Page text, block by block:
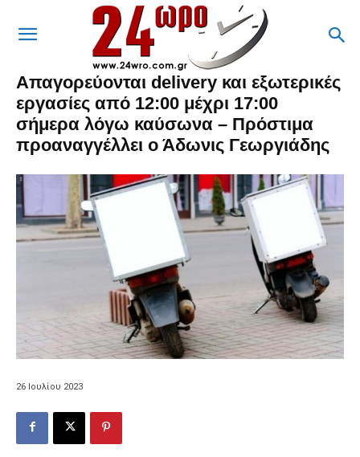
Απαγορεύονται delivery και εξωτερικές
εργασίες από 12:00 μέχρι 17:00
σήμερα λόγω καύσωνα – Πρόστιμα
προαναγγέλλει ο Άδωνις Γεωργιάδης
26 Ιουλίου 2023